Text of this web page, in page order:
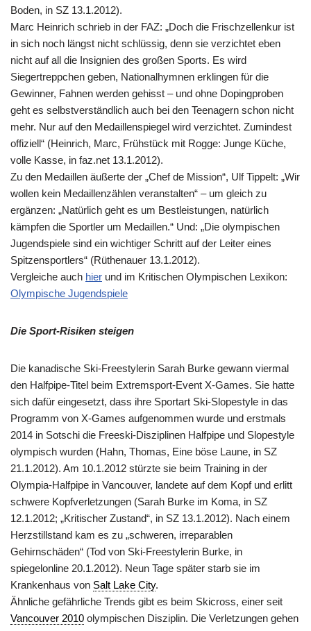
Boden, in SZ 13.1.2012).
Marc Heinrich schrieb in der FAZ: „Doch die Frischzellenkur ist
in sich noch längst nicht schlüssig, denn sie verzichtet eben
nicht auf all die Insignien des großen Sports. Es wird
Siegertreppchen geben, Nationalhymnen erklingen für die
Gewinner, Fahnen werden gehisst – und ohne Dopingproben
geht es selbstverständlich auch bei den Teenagern schon nicht
mehr. Nur auf den Medaillenspiegel wird verzichtet. Zumindest
offiziell“ (Heinrich, Marc, Frühstück mit Rogge: Junge Küche,
volle Kasse, in faz.net 13.1.2012).
Zu den Medaillen äußerte der „Chef de Mission“, Ulf Tippelt: „Wir
wollen kein Medaillenzählen veranstalten“ – um gleich zu
ergänzen: „Natürlich geht es um Bestleistungen, natürlich
kämpfen die Sportler um Medaillen.“ Und: „Die olympischen
Jugendspiele sind ein wichtiger Schritt auf der Leiter eines
Spitzensportlers“ (Rüthenauer 13.1.2012).
Vergleiche auch hier und im Kritischen Olympischen Lexikon:
Olympische Jugendspiele
Die Sport-Risiken steigen
Die kanadische Ski-Freestylerin Sarah Burke gewann viermal
den Halfpipe-Titel beim Extremsport-Event X-Games. Sie hatte
sich dafür eingesetzt, dass ihre Sportart Ski-Slopestyle in das
Programm von X-Games aufgenommen wurde und erstmals
2014 in Sotschi die Freeski-Disziplinen Halfpipe und Slopestyle
olympisch wurden (Hahn, Thomas, Eine böse Laune, in SZ
21.1.2012). Am 10.1.2012 stürzte sie beim Training in der
Olympia-Halfpipe in Vancouver, landete auf dem Kopf und erlitt
schwere Kopfverletzungen (Sarah Burke im Koma, in SZ
12.1.2012; „Kritischer Zustand“, in SZ 13.1.2012). Nach einem
Herzstillstand kam es zu „schweren, irreparablen
Gehirnschäden“ (Tod von Ski-Freestylerin Burke, in
spiegelonline 20.1.2012). Neun Tage später starb sie im
Krankenhaus von Salt Lake City.
Ähnliche gefährliche Trends gibt es beim Skicross, einer seit
Vancouver 2010 olympischen Disziplin. Die Verletzungen gehen